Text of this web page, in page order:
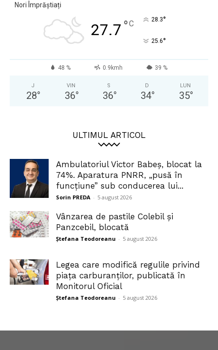
Nori Împrăștiați
27.7 °C 28.3°
25.6°
48 % 0.9kmh 39 %
J
28°
VIN
36°
S
36°
D
34°
LUN
35°
ULTIMUL ARTICOL
Ambulatoriul Victor Babeș, blocat la
74%. Aparatura PNRR, „pusă în
funcțiune” sub conducerea lui...
Sorin PREDA - 5 august 2026
Vânzarea de pastile Colebil și
Panzcebil, blocată
Ștefana Teodoreanu - 5 august 2026
Legea care modifică regulile privind
piața carburanților, publicată în
Monitorul Oficial
Ștefana Teodoreanu - 5 august 2026